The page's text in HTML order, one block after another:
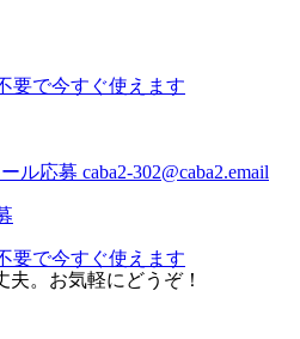
要で今すぐ使えます
ール応募 caba2-302@caba2.email
要で今すぐ使えます
。お気軽にどうぞ！